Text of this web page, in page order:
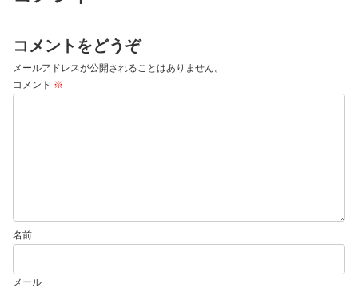
コメントをどうぞ
メールアドレスが公開されることはありません。
コメント ※
名前
メール